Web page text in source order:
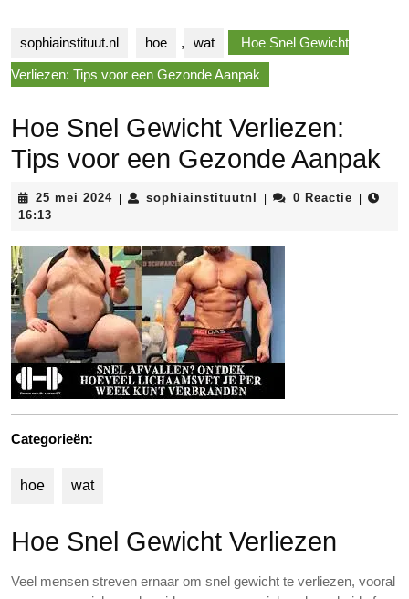
sophiainstituut.nl hoe , wat Hoe Snel Gewicht
Verliezen: Tips voor een Gezonde Aanpak
Hoe Snel Gewicht Verliezen:
Tips voor een Gezonde Aanpak
25 mei 202425
sophiainstituutnl sophiainstituutnl
0 Reactie
16:13
Categorieën:
hoe wat
Hoe Snel Gewicht Verliezen
Veel mensen streven ernaar om snel gewicht te verliezen, vooral